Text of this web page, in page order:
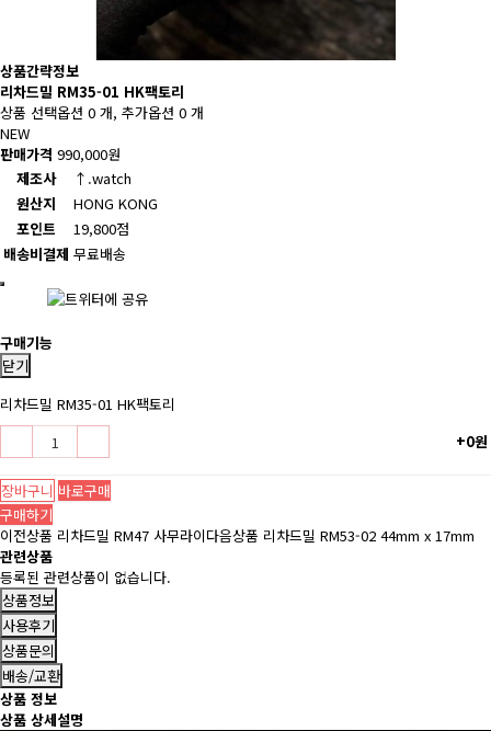
상품간략정보
리차드밀 RM35-01 HK팩토리
상품 선택옵션 0 개, 추가옵션 0 개
NEW
판매가격 990,000원
제조사
↑.watch
원산지
HONG KONG
포인트
19,800점
배송비결제 무료배송
구매기능
닫기
리차드밀 RM35-01 HK팩토리
+0원
장바구니 바로구매
구매하기
이전상품 리차드밀 RM47 사무라이다음상품 리차드밀 RM53-02 44mm x 17mm
관련상품
등록된 관련상품이 없습니다.
상품정보
사용후기
상품문의
배송/교환
상품 정보
상품 상세설명